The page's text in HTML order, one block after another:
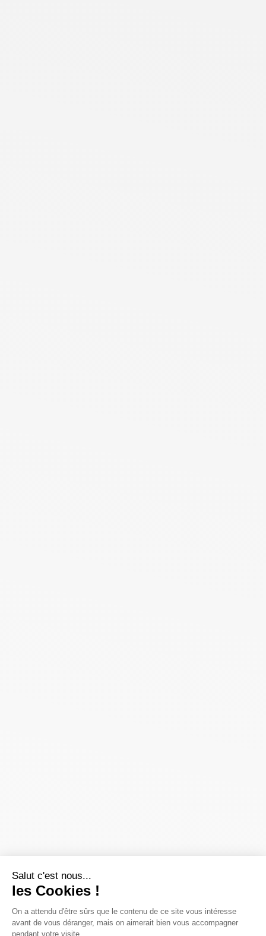
Salut c'est nous...
les Cookies !
On a attendu d'être sûrs que le contenu de ce site vous intéresse
avant de vous déranger, mais on aimerait bien vous accompagner
pendant votre visite...